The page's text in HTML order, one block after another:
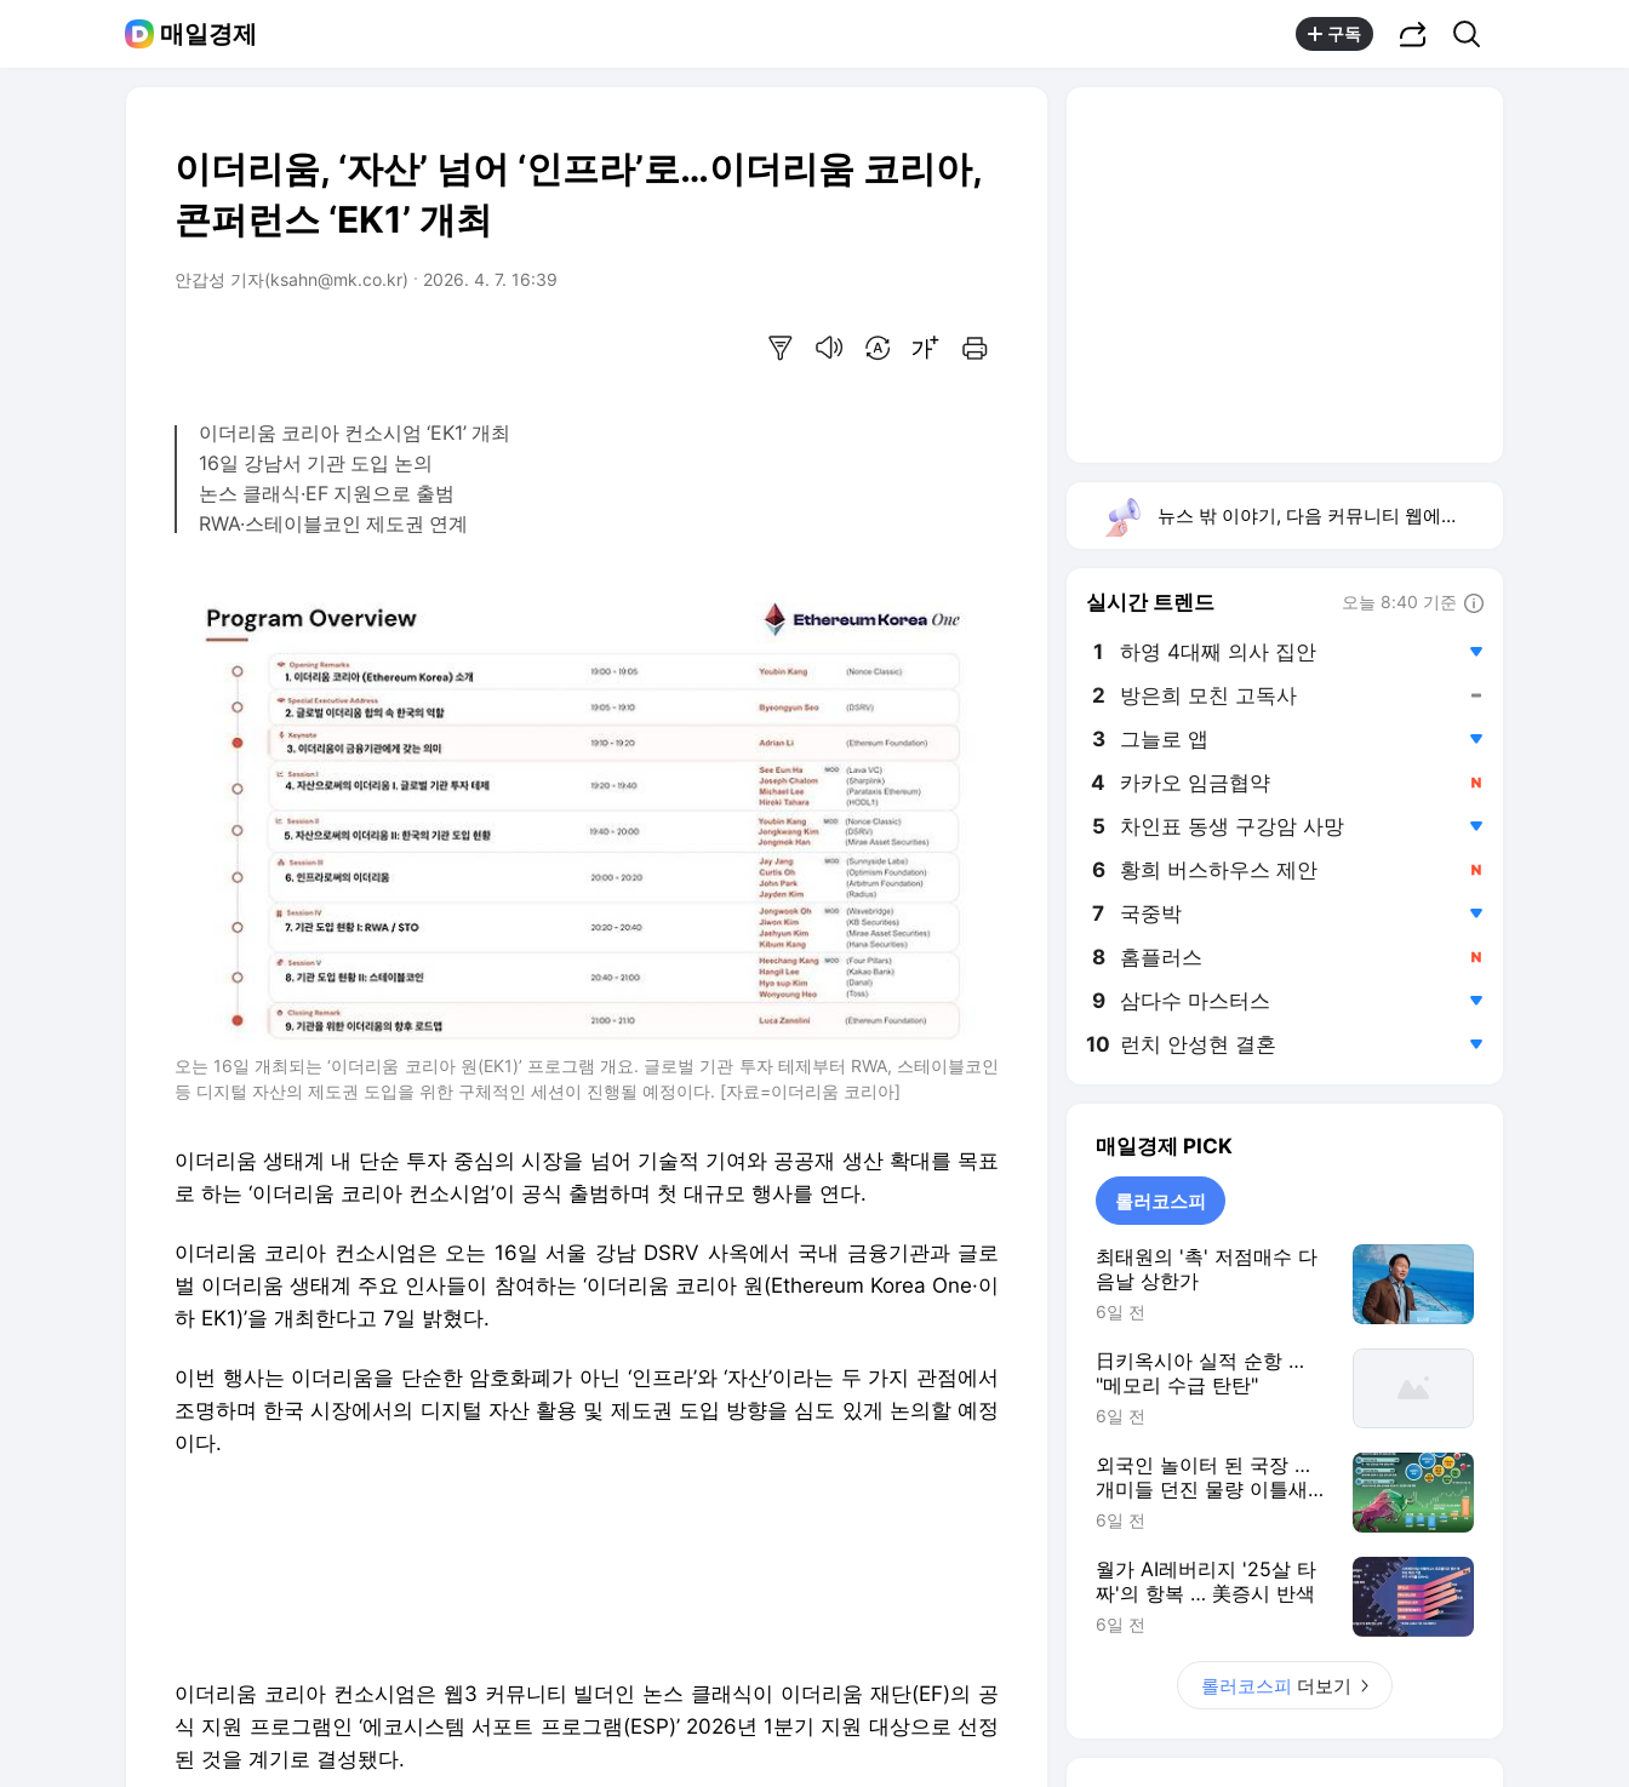
매일경제 구독
이더리움, ‘자산’ 넘어 ‘인프라’로…이더리움 코리아,
콘퍼런스 ‘EK1’ 개최
안갑성 기자(ksahn@mk.co.kr) 2026. 4. 7. 16:39
이더리움 코리아 컨소시엄 ‘EK1’ 개최
16일 강남서 기관 도입 논의
논스 클래식·EF 지원으로 출범
RWA·스테이블코인 제도권 연계
오는 16일 개최되는 ‘이더리움 코리아 원(EK1)’ 프로그램 개요. 글로벌 기관 투자 테제부터 RWA, 스테이블코인
등 디지털 자산의 제도권 도입을 위한 구체적인 세션이 진행될 예정이다. [자료=이더리움 코리아]
이더리움 생태계 내 단순 투자 중심의 시장을 넘어 기술적 기여와 공공재 생산 확대를 목표
로 하는 ‘이더리움 코리아 컨소시엄’이 공식 출범하며 첫 대규모 행사를 연다.
이더리움 코리아 컨소시엄은 오는 16일 서울 강남 DSRV 사옥에서 국내 금융기관과 글로
벌 이더리움 생태계 주요 인사들이 참여하는 ‘이더리움 코리아 원(Ethereum Korea One·이
하 EK1)’을 개최한다고 7일 밝혔다.
이번 행사는 이더리움을 단순한 암호화폐가 아닌 ‘인프라’와 ‘자산’이라는 두 가지 관점에서
조명하며 한국 시장에서의 디지털 자산 활용 및 제도권 도입 방향을 심도 있게 논의할 예정
이다.
뭉쳤다.
이번 ‘EK1’ 행사에는 아드리안 리 아시아 협력 담당, 루카 자놀리니 리서치 과학자 등 이더
뉴스 밖 이야기, 다음 커뮤니티 웹에서 보기
실시간 트렌드 오늘 8:40 기준
1 하영 4대째 의사 집안
2 방은희 모친 고독사
3 그늘로 앱
4 카카오 임금협약
5 차인표 동생 구강암 사망
6 황희 버스하우스 제안
7 국중박
8 홈플러스
9 삼다수 마스터스
10 런치 안성현 결혼
매일경제 PICK
롤러코스피
최태원의 '촉' 저점매수 다
음날 상한가
6일 전
日키옥시아 실적 순항 …
"메모리 수급 탄탄"
6일 전
외국인 놀이터 된 국장 …
개미들 던진 물량 이틀새
8.5조 쓸어담아
6일 전
월가 AI레버리지 '25살 타
짜'의 항복 … 美증시 반색
6일 전
롤러코스피 더보기